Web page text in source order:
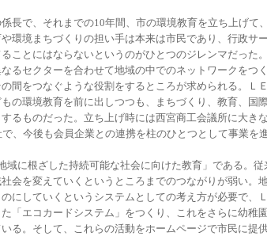
長で、それまでの10年間、市の環境教育を立ち上げて
環境まちづくりの担い手は本来は市民であり、行政サ
ことにはならないというのがひとつのジレンマだった
るセクターを合わせて地域の中でのネットワークをつ
間をつなぐような役割をするところが求められる。Ｌ
の環境教育を前に出しつつも、まちづくり、教育、国
るものだった。立ち上げ時には西宮商工会議所に大き
、今後も会員企業との連携を柱のひとつとして事業を
に根ざした持続可能な社会に向けた教育」である。
会を変えていくというところまでのつながりが弱い。
にしていくというシステムとしての考え方が必要で、
「エコカードシステム」をつくり、これをさらに幼稚
る。そして、これらの活動をホームページで市民に提